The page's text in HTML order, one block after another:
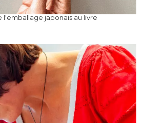
l'emballage japonais au livre